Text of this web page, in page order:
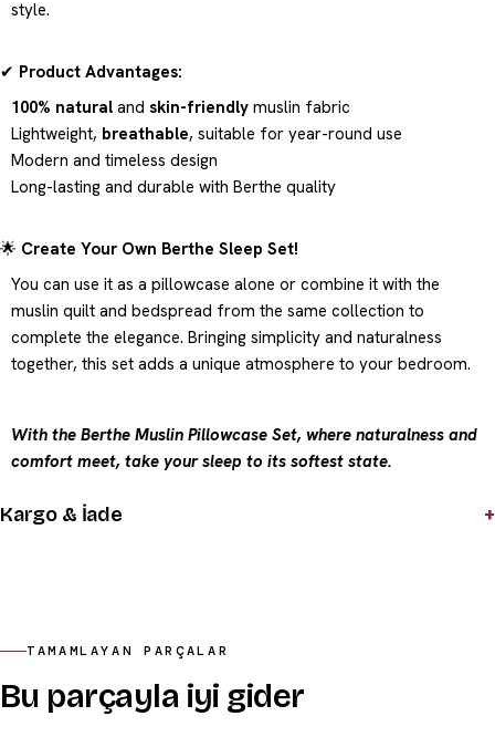
style.
✔ Product Advantages:
100% natural and skin-friendly muslin fabric
Lightweight, breathable, suitable for year-round use
Modern and timeless design
Long-lasting and durable with Berthe quality
🌟 Create Your Own Berthe Sleep Set!
You can use it as a pillowcase alone or combine it with the
muslin quilt and bedspread from the same collection to
complete the elegance. Bringing simplicity and naturalness
together, this set adds a unique atmosphere to your bedroom.
With the Berthe Muslin Pillowcase Set, where naturalness and
comfort meet, take your sleep to its softest state.
Kargo & İade +
TAMAMLAYAN PARÇALAR
Bu parçayla iyi gider